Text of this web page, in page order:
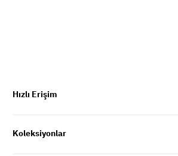
Hızlı Erişim
Koleksiyonlar